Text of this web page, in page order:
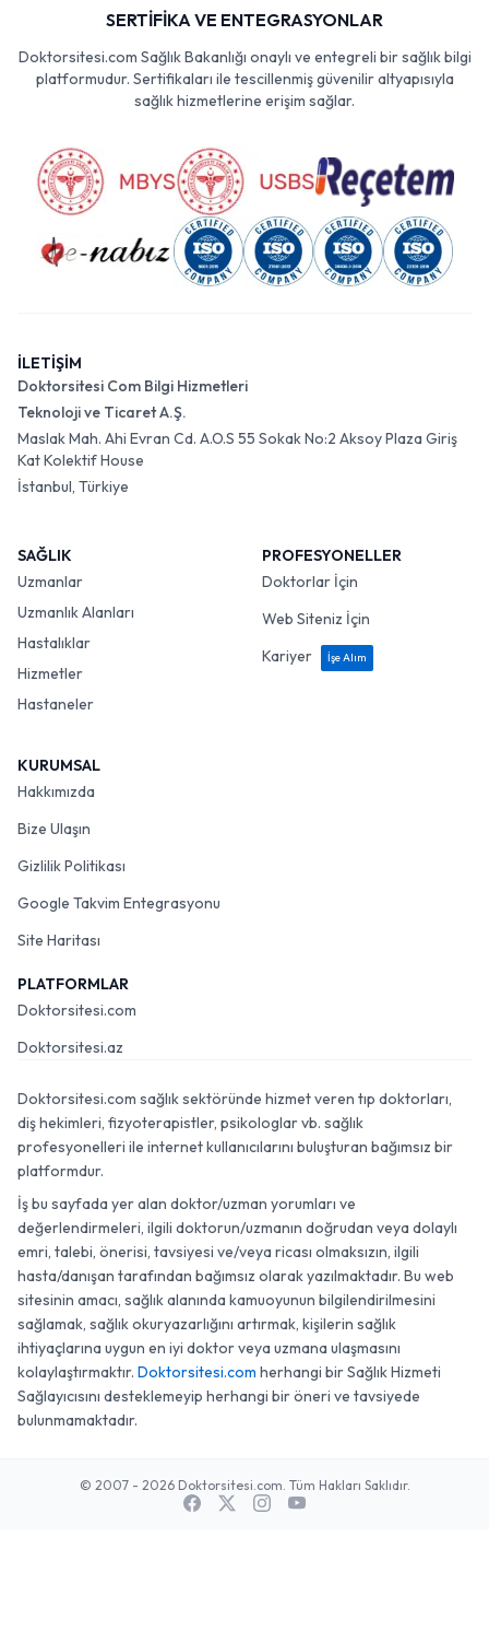
SERTİFİKA VE ENTEGRASYONLAR
Doktorsitesi.com Sağlık Bakanlığı onaylı ve entegreli bir sağlık bilgi
platformudur. Sertifikaları ile tescillenmiş güvenilir altyapısıyla
sağlık hizmetlerine erişim sağlar.
İLETİŞİM
Doktorsitesi Com Bilgi Hizmetleri
Teknoloji ve Ticaret A.Ş.
Maslak Mah. Ahi Evran Cd. A.O.S 55 Sokak No:2 Aksoy Plaza Giriş
Kat Kolektif House
İstanbul, Türkiye
SAĞLIK
Uzmanlar
Uzmanlık Alanları
Hastalıklar
Hizmetler
Hastaneler
PROFESYONELLER
Doktorlar İçin
Web Siteniz İçin
Kariyer
İşe Alım
KURUMSAL
Hakkımızda
Bize Ulaşın
Gizlilik Politikası
Google Takvim Entegrasyonu
Site Haritası
PLATFORMLAR
Doktorsitesi.com
Doktorsitesi.az
Doktorsitesi.com sağlık sektöründe hizmet veren tıp doktorları,
diş hekimleri, fizyoterapistler, psikologlar vb. sağlık
profesyonelleri ile internet kullanıcılarını buluşturan bağımsız bir
platformdur.
İş bu sayfada yer alan doktor/uzman yorumları ve
değerlendirmeleri, ilgili doktorun/uzmanın doğrudan veya dolaylı
emri, talebi, önerisi, tavsiyesi ve/veya ricası olmaksızın, ilgili
hasta/danışan tarafından bağımsız olarak yazılmaktadır. Bu web
sitesinin amacı, sağlık alanında kamuoyunun bilgilendirilmesini
sağlamak, sağlık okuryazarlığını artırmak, kişilerin sağlık
ihtiyaçlarına uygun en iyi doktor veya uzmana ulaşmasını
kolaylaştırmaktır. Doktorsitesi.com herhangi bir Sağlık Hizmeti
Sağlayıcısını desteklemeyip herhangi bir öneri ve tavsiyede
bulunmamaktadır.
© 2007 - 2026 Doktorsitesi.com. Tüm Hakları Saklıdır.